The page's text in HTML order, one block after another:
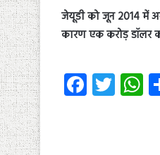
जेयूडी को जून 2014 में
कारण एक करोड़ डॉलर
Fa
ce
T
wi